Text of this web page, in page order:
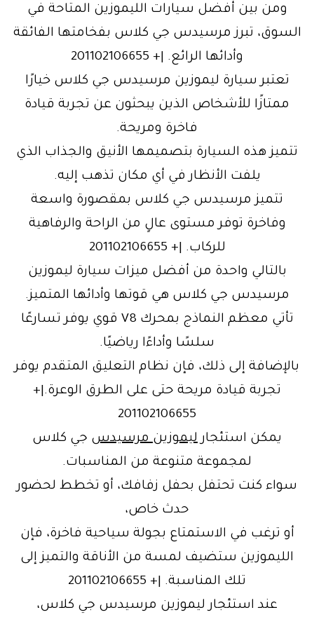
ومن بين أفضل سيارات الليموزين المتاحة في
السوق، تبرز مرسيدس جي كلاس بفخامتها الفائقة
وأدائها الرائع. |+ 201102106655
تعتبر سيارة ليموزين مرسيدس جي كلاس خيارًا
ممتازًا للأشخاص الذين يبحثون عن تجربة قيادة
فاخرة ومريحة.
تتميز هذه السيارة بتصميمها الأنيق والجذاب الذي
يلفت الأنظار في أي مكان تذهب إليه.
تتميز مرسيدس جي كلاس بمقصورة واسعة
وفاخرة توفر مستوى عالٍ من الراحة والرفاهية
للركاب. |+ 201102106655
بالتالي واحدة من أفضل ميزات سيارة ليموزين
مرسيدس جي كلاس هي قوتها وأدائها المتميز.
تأتي معظم النماذج بمحرك V8 قوي يوفر تسارعًا
سلسًا وأداءًا رياضيًا.
بالإضافة إلى ذلك، فإن نظام التعليق المتقدم يوفر
تجربة قيادة مريحة حتى على الطرق الوعرة.|+
201102106655
يمكن استئجارليموزين مرسيدس جي كلاس
لمجموعة متنوعة من المناسبات.
سواء كنت تحتفل بحفل زفافك، أو تخطط لحضور
حدث خاص،
أو ترغب في الاستمتاع بجولة سياحية فاخرة، فإن
الليموزين ستضيف لمسة من الأناقة والتميز إلى
تلك المناسبة. |+ 201102106655
عند استئجار ليموزين مرسيدس جي كلاس،